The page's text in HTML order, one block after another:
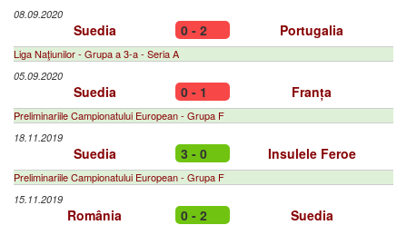
08.09.2020
Suedia 0 - 2 Portugalia
Liga Naţiunilor - Grupa a 3-a - Seria A
05.09.2020
Suedia 0 - 1 Franța
Preliminariile Campionatului European - Grupa F
18.11.2019
Suedia 3 - 0 Insulele Feroe
Preliminariile Campionatului European - Grupa F
15.11.2019
România 0 - 2 Suedia